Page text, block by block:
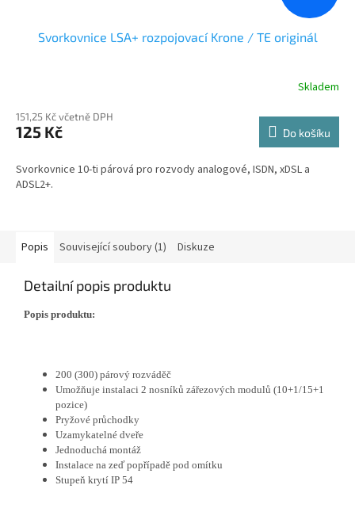
Svorkovnice LSA+ rozpojovací Krone / TE originál
Skladem
151,25 Kč včetně DPH
125 Kč Do košíku
Svorkovnice 10-ti párová pro rozvody analogové, ISDN, xDSL a
ADSL2+.
Popis Související soubory (1) Diskuze
Detailní popis produktu
Popis produktu:
200 (300) párový rozváděč
Umožňuje instalaci 2 nosníků zářezových modulů (10+1/15+1
pozice)
Pryžové průchodky
Uzamykatelné dveře
Jednoduchá montáž
Instalace na zeď popřípadě pod omítku
Stupeň krytí IP 54